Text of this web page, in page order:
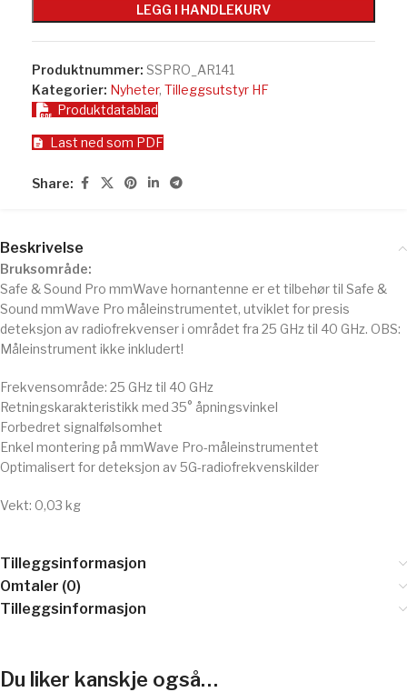
LEGG I HANDLEKURV
Produktnummer: SSPRO_AR141
Kategorier: Nyheter, Tilleggsutstyr HF
Produktdatablad
Last ned som PDF
Share:
Beskrivelse
Bruksområde:
Safe & Sound Pro mmWave hornantenne er et tilbehør til Safe &
Sound mmWave Pro måleinstrumentet, utviklet for presis
deteksjon av radiofrekvenser i området fra 25 GHz til 40 GHz. OBS:
Måleinstrument ikke inkludert!
Frekvensområde: 25 GHz til 40 GHz
Retningskarakteristikk med 35° åpningsvinkel
Forbedret signalfølsomhet
Enkel montering på mmWave Pro-måleinstrumentet
Optimalisert for deteksjon av 5G-radiofrekvenskilder
Vekt: 0,03 kg
Tilleggsinformasjon
Omtaler (0)
Tilleggsinformasjon
Du liker kanskje også…